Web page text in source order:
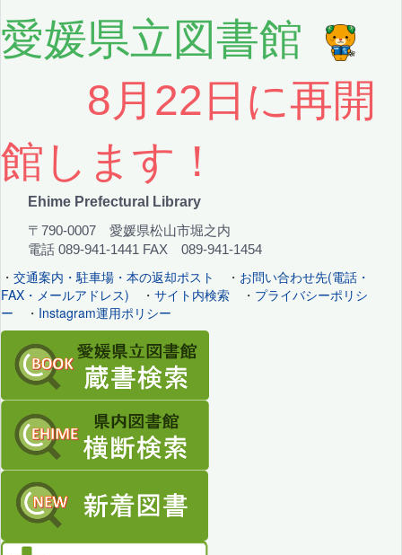
愛媛県立図書館
8月22日に再開
館します！
Ehime Prefectural Library
〒790-0007 愛媛県松山市堀之内
電話 089-941-1441 FAX 089-941-1454
・ 交通案内・駐車場・本の返却ポスト ・ お問い合わせ先(電話・
FAX・メールアドレス) ・ サイト内検索 ・ プライバシーポリシ
ー ・ Instagram運用ポリシー